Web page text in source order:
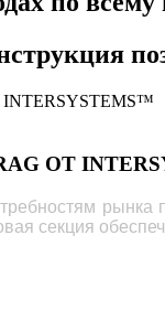
ОТ
секция